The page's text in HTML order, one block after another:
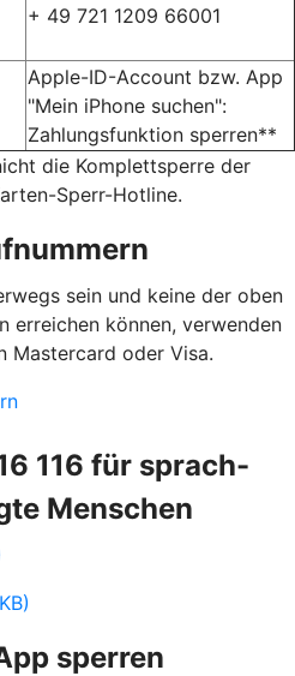
+ 49 721 1209 66001
Apple-ID-Account bzw. App
"Mein iPhone suchen":
Zahlungsfunktion sperren**
die Komplettsperre der
Sperr-Hotline.
sein und keine der oben
erreichen können, verwenden
Mastercard oder Visa.
116 für sprach-
Menschen
sperren